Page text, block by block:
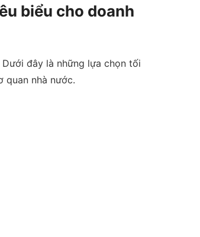
biểu cho doanh
đây là những lựa chọn tối
quan nhà nước.